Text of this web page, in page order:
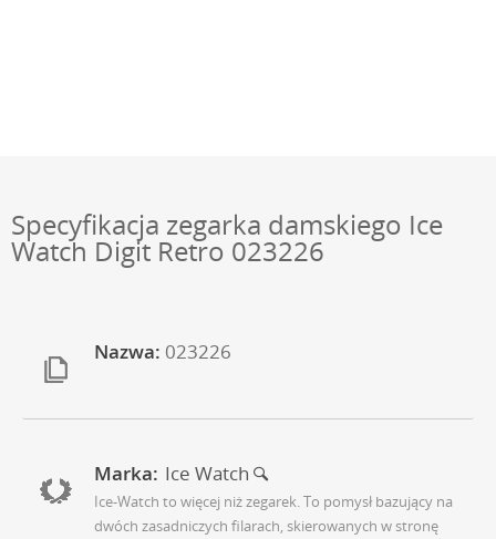
Specyfikacja zegarka damskiego Ice
Watch Digit Retro 023226
Nazwa: 023226
Marka: Ice Watch
Ice-Watch to więcej niż zegarek. To pomysł bazujący na
dwóch zasadniczych filarach, skierowanych w stronę